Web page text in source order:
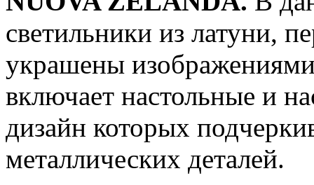
светильники из латуни,
украшены
включает настольные и
дизайн которых
металлических деталей.